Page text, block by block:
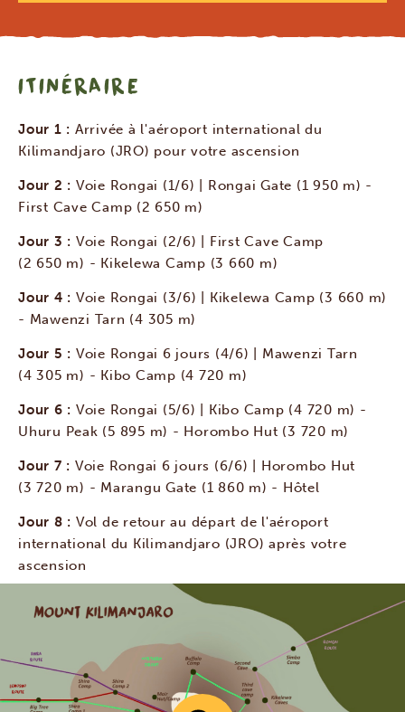
ITINÉRAIRE
Jour 1 : Arrivée à l'aéroport international du
Kilimandjaro (JRO) pour votre ascension
Jour 2 : Voie Rongai (1/6) | Rongai Gate (1 950 m) -
First Cave Camp (2 650 m)
Jour 3 : Voie Rongai (2/6) | First Cave Camp
(2 650 m) - Kikelewa Camp (3 660 m)
Jour 4 : Voie Rongai (3/6) | Kikelewa Camp (3 660 m)
- Mawenzi Tarn (4 305 m)
Jour 5 : Voie Rongai 6 jours (4/6) | Mawenzi Tarn
(4 305 m) - Kibo Camp (4 720 m)
Jour 6 : Voie Rongai (5/6) | Kibo Camp (4 720 m) -
Uhuru Peak (5 895 m) - Horombo Hut (3 720 m)
Jour 7 : Voie Rongai 6 jours (6/6) | Horombo Hut
(3 720 m) - Marangu Gate (1 860 m) - Hôtel
Jour 8 : Vol de retour au départ de l'aéroport
international du Kilimandjaro (JRO) après votre
ascension